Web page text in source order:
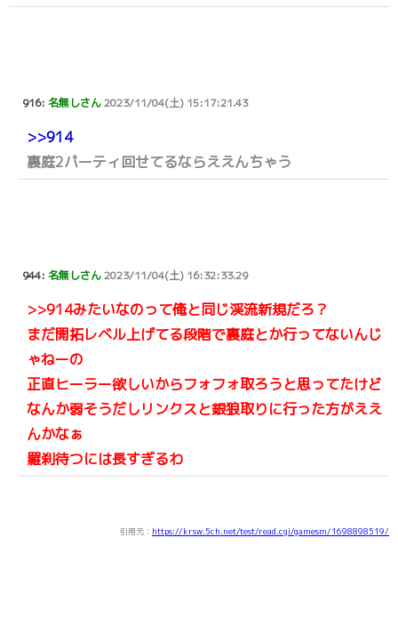
916: 名無しさん2023/11/04(土) 15:17:21.43
>>914
裏庭2パーティ回せてるならええんちゃう
944: 名無しさん2023/11/04(土) 16:32:33.29
>>914みたいなのって俺と同じ渓流新規だろ？
まだ開拓レベル上げてる段階で裏庭とか行ってないんじ
ゃねーの
正直ヒーラー欲しいからフォフォ取ろうと思ってたけど
なんか弱そうだしリンクスと銀狼取りに行った方がええ
んかなぁ
羅刹待つには長すぎるわ
引用元： https://krsw.5ch.net/test/read.cgi/gamesm/1698898519/